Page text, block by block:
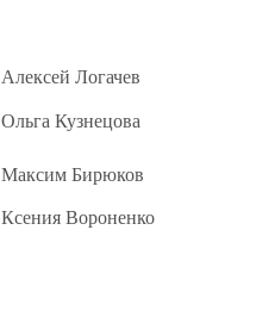
Алексей Логачев
Ольга Кузнецова
Максим Бирюков
Ксения Вороненко